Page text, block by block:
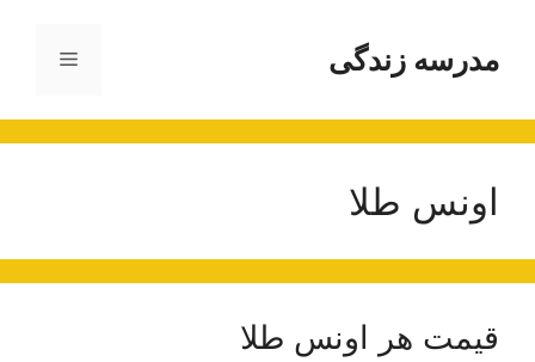
محتوامدرسه زندگی فهرست
اونس طلا
قیمت هر اونس طلا